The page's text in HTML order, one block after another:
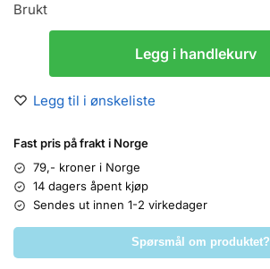
Brukt
Legg i handlekurv
Legg til i ønskeliste
Fast pris på frakt i Norge
79,- kroner i Norge
14 dagers åpent kjøp
Sendes ut innen 1-2 virkedager
Spørsmål om produktet?